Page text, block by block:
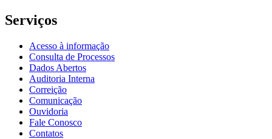
Serviços
Acesso à informação
Consulta de Processos
Dados Abertos
Auditoria Interna
Correição
Comunicação
Ouvidoria
Fale Conosco
Contatos